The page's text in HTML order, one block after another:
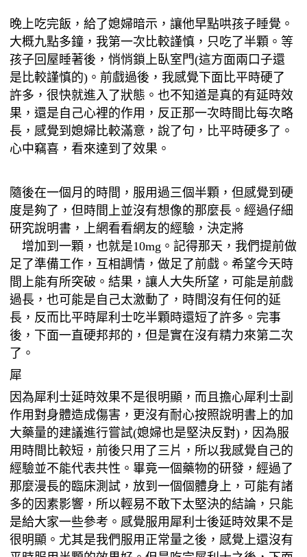
晚上吃完飯，給了媳婦暗示，讓他早點哄孩子睡覺。
大概九點多鐘，我第一次比較謹慎，只吃了半顆。等
孩子回屋睡著後，悄悄鎖上臥室門(這方面兩口子還
是比較謹慎的)。前戲過後，我感覺下面比平時硬了
許多，很快就進入了狀態。也不知道是真的有延時效
果，還是自己心裡的作用，反正那一次時間比每次略
長，感覺到媳婦比較滿意，說了句，比平時硬多了。
心中竊喜，看來達到了效果。
隨後在一個月的時間，服用過三個半顆，但感覺到硬
度是夠了，但時間上並沒有想像的那麼長。經過仔細
研究說明書，上網看看網友的經驗，決定將
量增加到一顆，也就是10mg。記得那天，我們提前做
足了準備工作，互相調情，做足了前戲。希望今天時
間上能有所突破。結果，讓人大失所望，可能是前戲
過長，也可能是自己太激動了，時間沒有任何的延
長，反而比平時犀利士吃半顆時還短了許多。完事
後，下面一直硬邦邦的，但是實在沒有精力來第二次
了。
犀
因為犀利士延時效果不是很明顯，而且擔心犀利士副
作用對身體造成傷害，更沒有耐心按照說明書上的加
大藥量的建議進行嘗試(媳婦也是堅決反對)，因為服
用時間比較短，前後只用了三片，所以我感覺自己的
經驗並不能代表共性。畢竟一個藥物的研發，經過了
那麼漫長的臨床測試，放到一個個體身上，可能有諸
多的因素影響，所以輕易不敢下太堅決的結論，只能
是給大家一些參考。感覺服用犀利士後延時效果不是
很明顯。尤其是我們服用正常量之後，感覺上還沒有